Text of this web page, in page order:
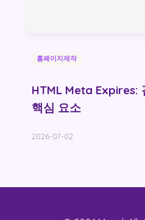
홈페이지제작
HTML Meta Expires:
핵심 요소
2026-07-02